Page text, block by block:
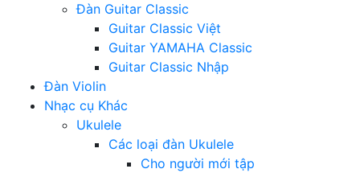
Đàn Guitar Classic
Guitar Classic Việt
Guitar YAMAHA Classic
Guitar Classic Nhập
Đàn Violin
Nhạc cụ Khác
Ukulele
Các loại đàn Ukulele
Cho người mới tập